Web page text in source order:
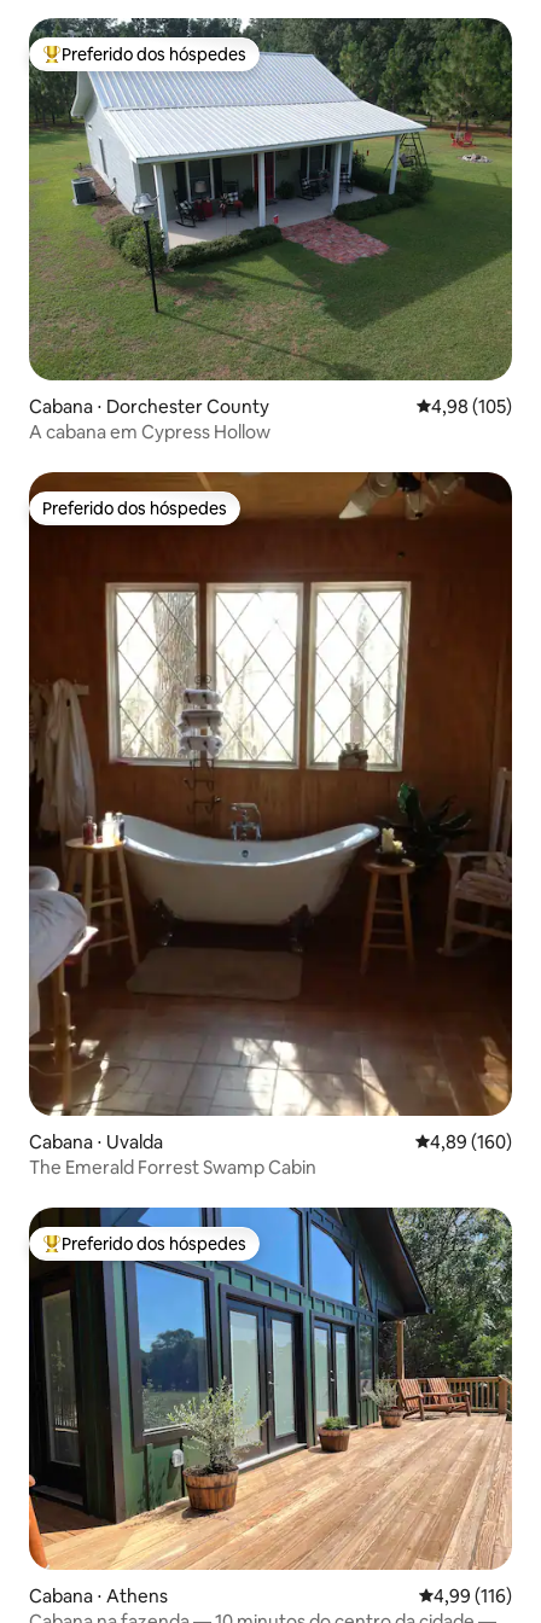
Entre os melhores preferidos dos hóspedes
Preferido dos hóspedes
Cabana ⋅ Dorchester County 4,98 de uma
4,98 (105)
A cabana em Cypress Hollow
Preferido dos hóspedes
Preferido dos hóspedes
Cabana ⋅ Uvalda 4,89 de uma
4,89 (160)
The Emerald Forrest Swamp Cabin
Entre os melhores preferidos dos hóspedes
Preferido dos hóspedes
Cabana ⋅ Athens 4,99 de uma
4,99 (116)